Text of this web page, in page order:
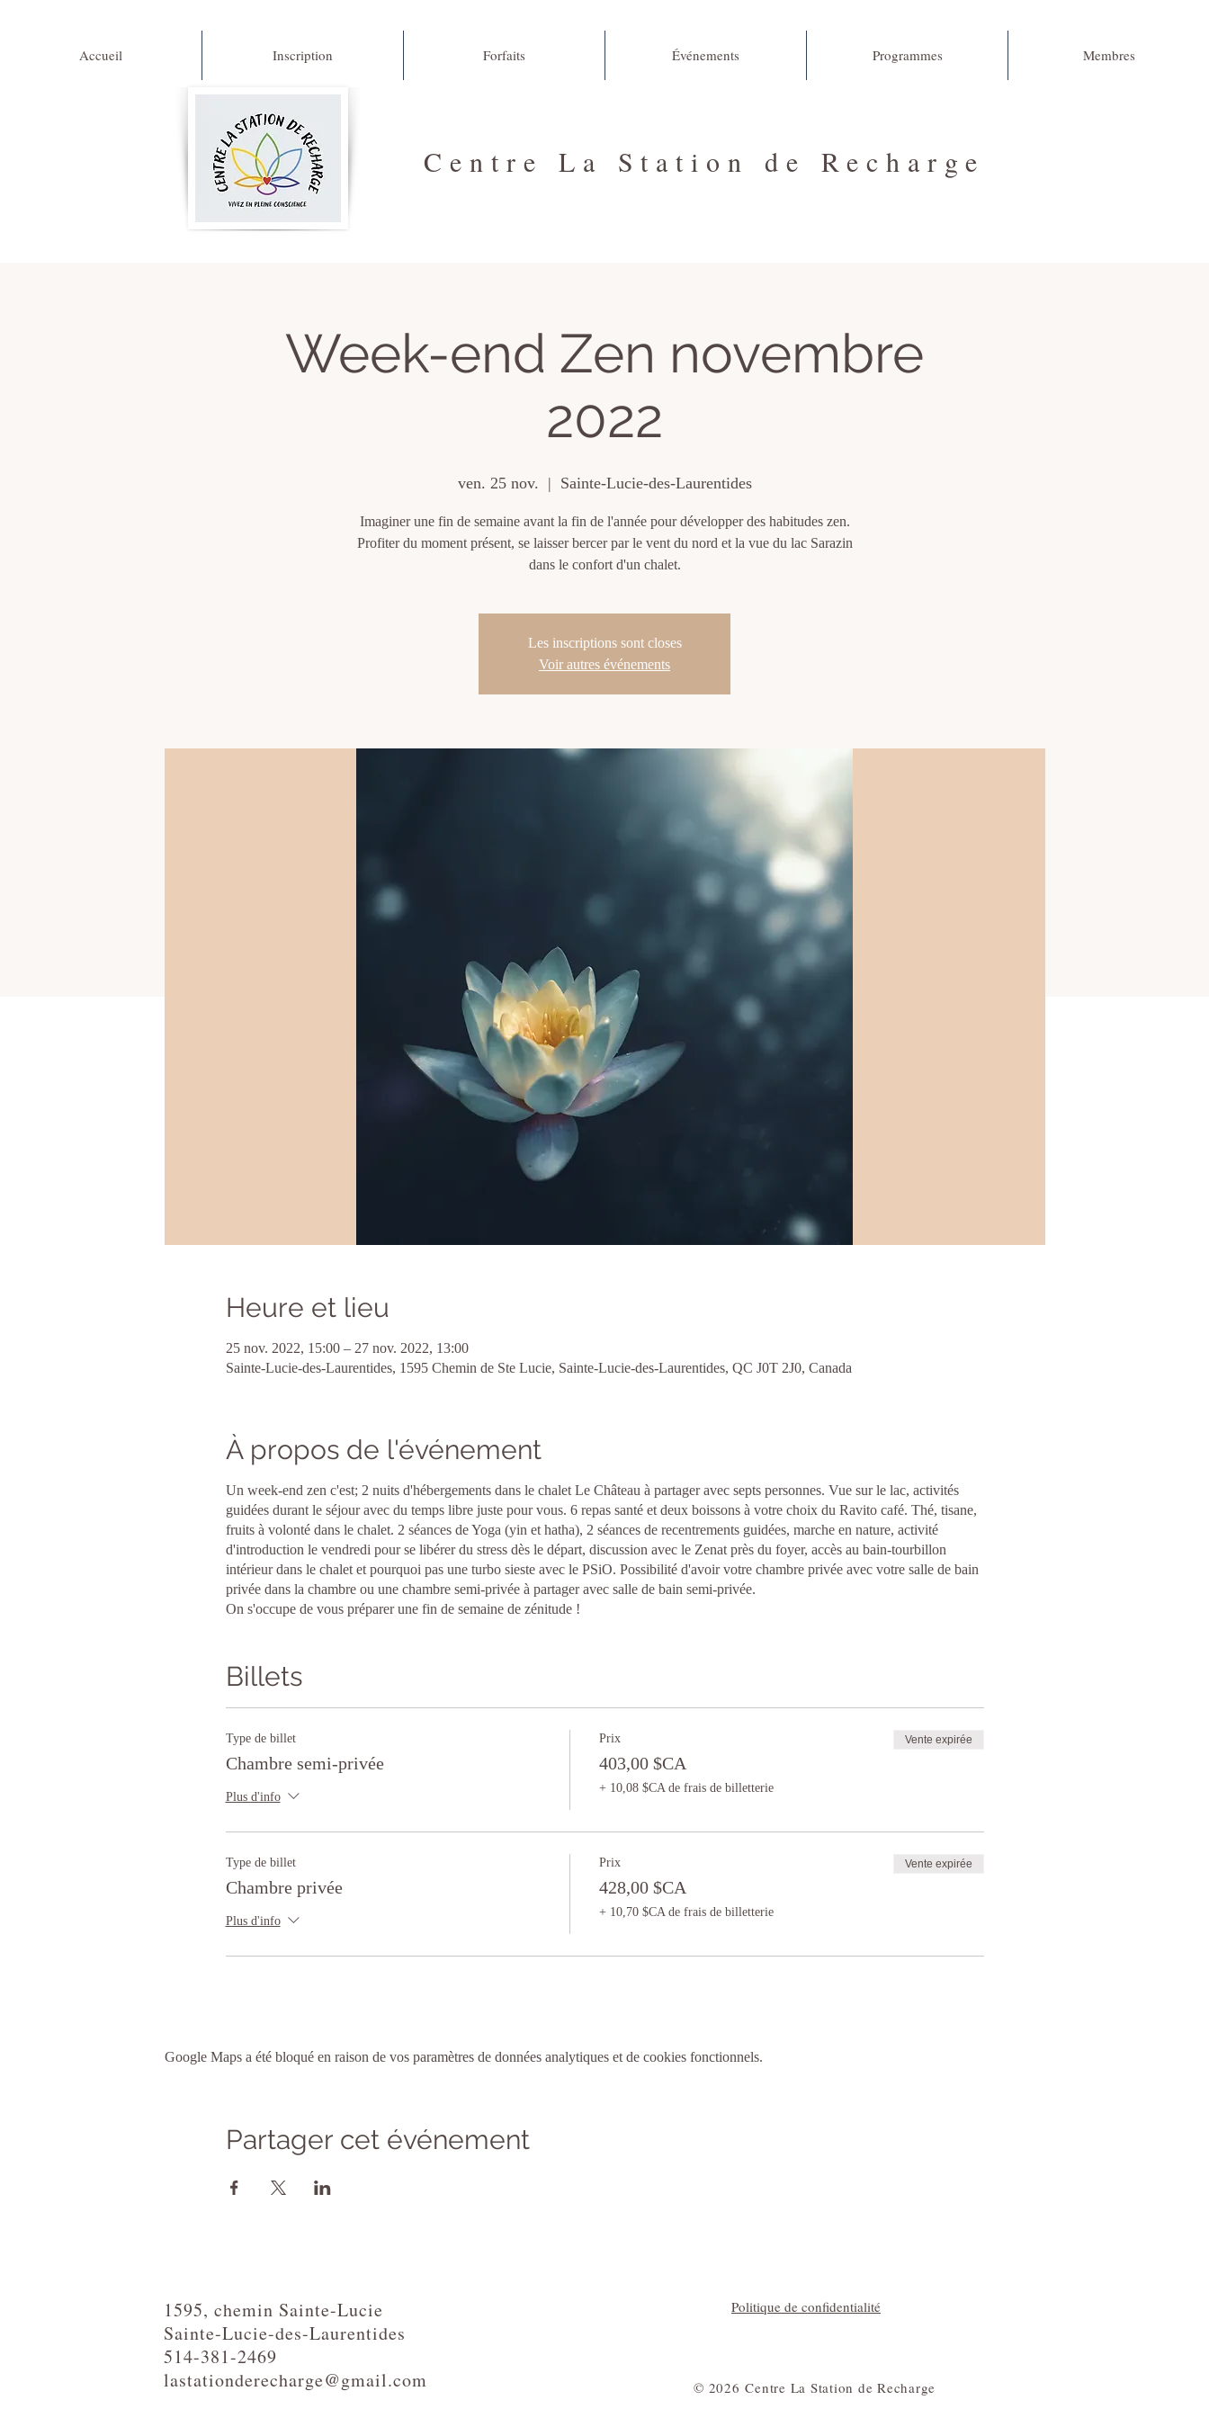
Accueil Inscription Forfaits Événements Programmes Membres
Centre La Station de Recharge
Week-end Zen novembre
2022
ven. 25 nov.
  |
Sainte-Lucie-des-Laurentides
Imaginer une fin de semaine avant la fin de l'année pour développer des habitudes zen.
Profiter du moment présent, se laisser bercer par le vent du nord et la vue du lac Sarazin
dans le confort d'un chalet.
Les inscriptions sont closes
Voir autres événements
Heure et lieu
25 nov. 2022, 15:00 – 27 nov. 2022, 13:00
Sainte-Lucie-des-Laurentides, 1595 Chemin de Ste Lucie, Sainte-Lucie-des-Laurentides, QC J0T 2J0, Canada
À propos de l'événement
Un week-end zen c'est; 2 nuits d'hébergements dans le chalet Le Château à partager avec septs personnes. Vue sur le lac, activités
guidées durant le séjour avec du temps libre juste pour vous. 6 repas santé et deux boissons à votre choix du Ravito café. Thé, tisane,
fruits à volonté dans le chalet. 2 séances de Yoga (yin et hatha), 2 séances de recentrements guidées, marche en nature, activité
d'introduction le vendredi pour se libérer du stress dès le départ, discussion avec le Zenat près du foyer, accès au bain-tourbillon
intérieur dans le chalet et pourquoi pas une turbo sieste avec le PSiO. Possibilité d'avoir votre chambre privée avec votre salle de bain
privée dans la chambre ou une chambre semi-privée à partager avec salle de bain semi-privée.
On s'occupe de vous préparer une fin de semaine de zénitude !
Billets
Type de billet
Chambre semi-privée
Plus d'info
Prix
403,00 $CA
+ 10,08 $CA de frais de billetterie
Vente expirée
Type de billet
Chambre privée
Plus d'info
Prix
428,00 $CA
+ 10,70 $CA de frais de billetterie
Vente expirée
Google Maps a été bloqué en raison de vos paramètres de données analytiques et de cookies fonctionnels.
Partager cet événement
1595, chemin Sainte-Lucie
Sainte-Lucie-des-Laurentides
514-381-2469
lastationderecharge@gmail.com
Politique de confidentialité
​© 2026 Centre La Station de Recharge